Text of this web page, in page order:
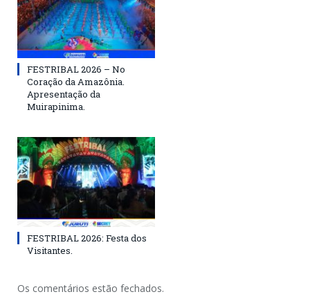
FESTRIBAL 2026 – No
Coração da Amazônia.
Apresentação da
Muirapinima.
FESTRIBAL 2026: Festa dos
Visitantes.
Os comentários estão fechados.